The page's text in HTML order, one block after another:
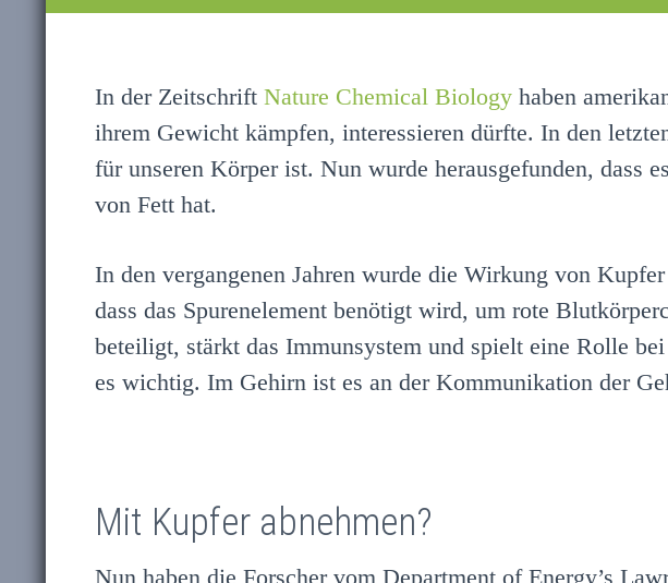
In der Zeitschrift Nature Chemical Biology haben
ihrem Gewicht kämpfen, interessieren dürfte. In den
für unseren Körper ist. Nun wurde herausgefunden, dass
von Fett hat.
In den vergangenen Jahren wurde die Wirkung von
dass das Spurenelement benötigt wird, um rote
beteiligt, stärkt das Immunsystem und spielt eine Rolle
es wichtig. Im Gehirn ist es an der Kommunikation der
Mit Kupfer abnehmen?
Nun haben die Forscher vom Department of Energy’s